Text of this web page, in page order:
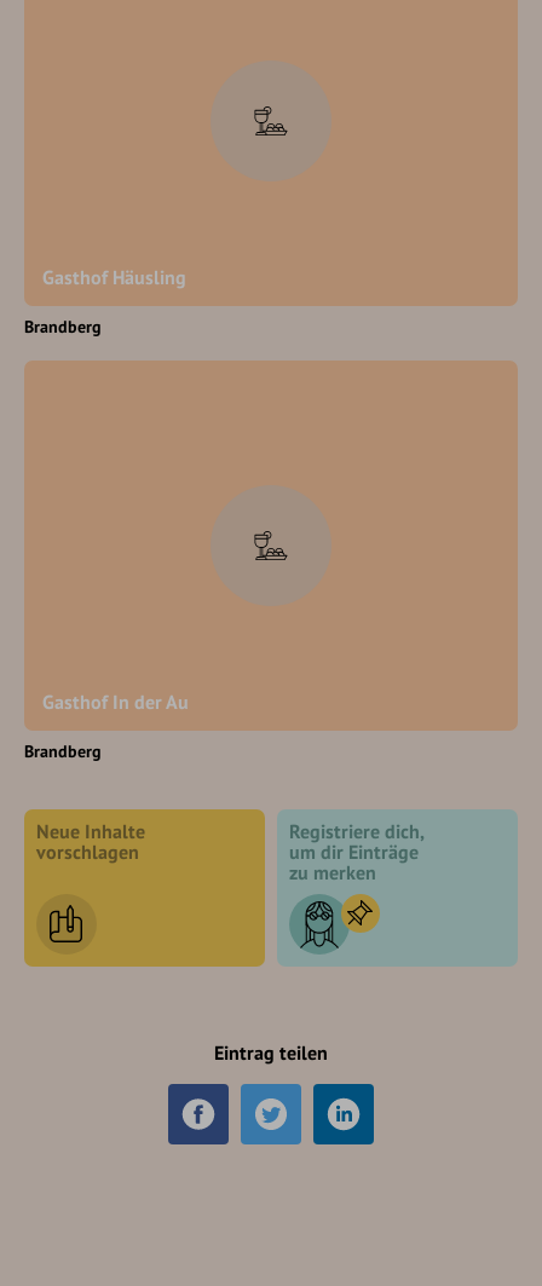
Gasthof Häusling
Brandberg
Gasthof In der Au
Brandberg
Neue Inhalte
vorschlagen
Registriere dich,
um dir Einträge
zu merken
Eintrag teilen